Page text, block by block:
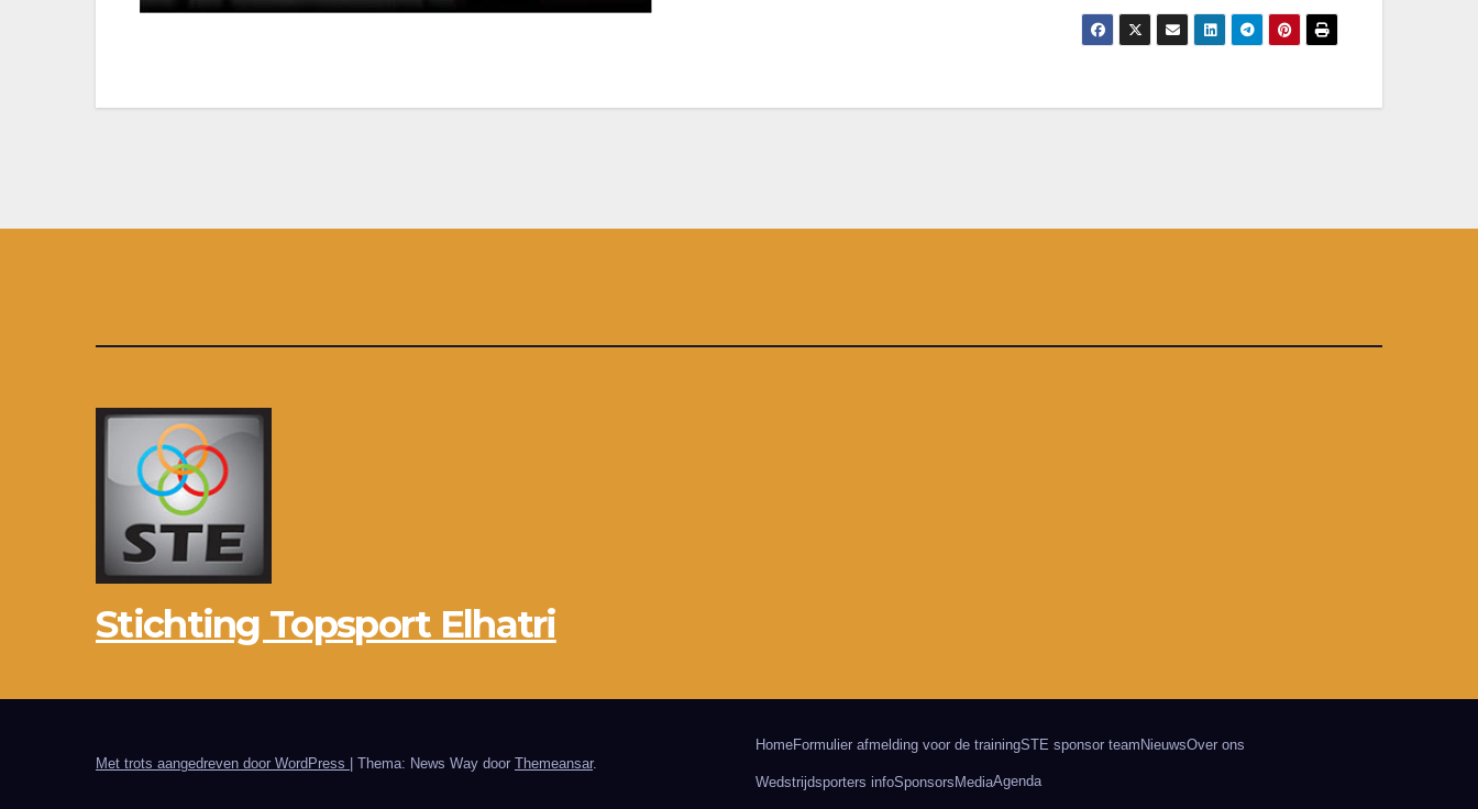
Stichting Topsport Elhatri
Met trots aangedreven door WordPress Thema: News Way door Themeansar.
HomeFormulier afmelding voor de trainingSTE sponsor team NieuwsOver ons
Wedstrijdsporters infoSponsors MediaAgenda